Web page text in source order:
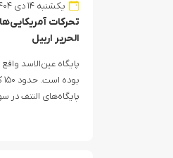
یکشنبه ۱۴ دی ۱۴۰۴
تحرکات
الحریر اربیل
پایگاه‌های التنف در